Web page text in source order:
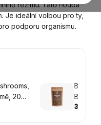
režimu. Tato houba
Je ideální volbou pro ty,
podporu organismu.
200
BIO,
360 Kč